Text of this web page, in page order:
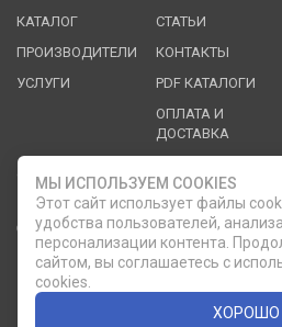
КАТАЛОГ
ПРОИЗВОДИТЕЛИ
УСЛУГИ
СТАТЬИ
КОНТАКТЫ
PDF КАТАЛОГИ
ОПЛАТА И
ДОСТАВКА
Служба клиентской поддержки
ОБРАТНЫЙ ЗВОНОК phone
8 (812)
8 (812) 335-21-17 7
МЫ ИСПОЛЬЗУЕМ COOKIES
Этот сайт использует файлы
удобства пользователей,
персонализации контента.
сайтом, вы соглашаетесь с
cookies.
ХОРОШО